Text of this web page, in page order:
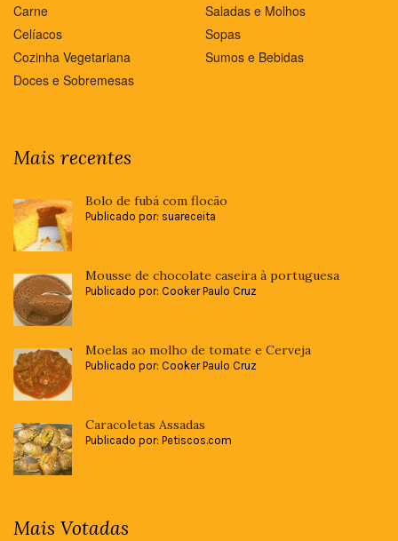
Carne
Celíacos
Cozinha Vegetariana
Doces e Sobremesas
Saladas e Molhos
Sopas
Sumos e Bebidas
Mais recentes
Bolo de fubá com flocão
Publicado por: suareceita
Mousse de chocolate caseira à portuguesa
Publicado por: Cooker Paulo Cruz
Moelas ao molho de tomate e Cerveja
Publicado por: Cooker Paulo Cruz
Caracoletas Assadas
Publicado por: Petiscos.com
Mais Votadas